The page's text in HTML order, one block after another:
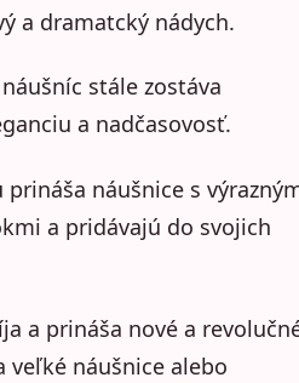
a dramatcký nádych.
stále zostáva
a nadčasovosť.
náušnice s
a pridávajú do svojich
a prináša nové a
veľké náušnice alebo